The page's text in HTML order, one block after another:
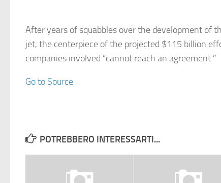
After years of squabbles over the development of
jet, the centerpiece of the projected $115 billion
companies involved “cannot reach an agreement.”
Go to Source
POTREBBERO INTERESSARTI...